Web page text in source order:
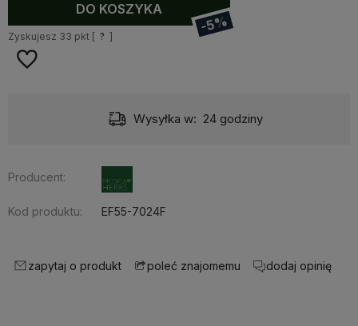
DO KOSZYKA
-5%
Zyskujesz 33 pkt [ ? ]
Wysyłka w: 24 godziny
Producent:
Kod produktu: EF55-7024F
zapytaj o produkt poleć znajomemu dodaj opinię